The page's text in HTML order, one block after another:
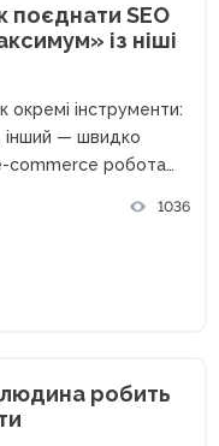
поєднати SEO
із ніші
окремі інструменти:
інший — швидко
commerce робота
1036
робить